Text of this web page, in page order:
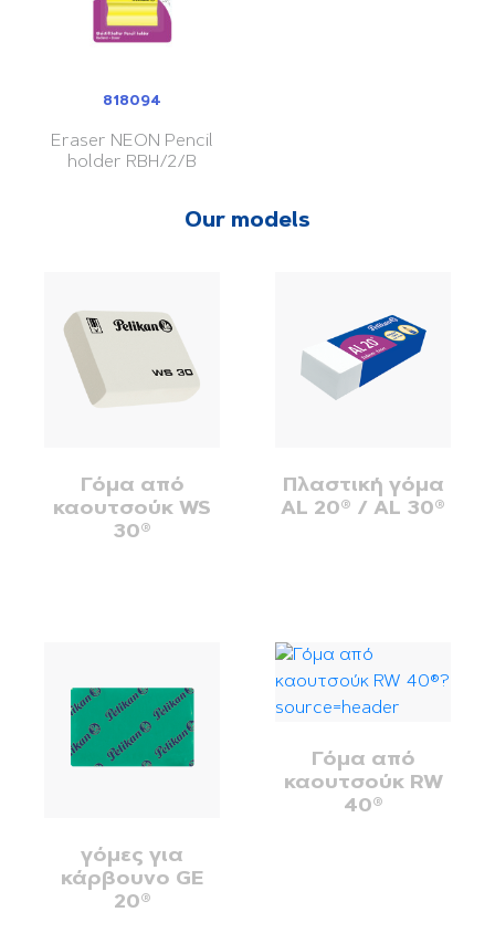
818094
Eraser NEON Pencil
holder RBH/2/B
Our models
Γόμα από
καουτσούκ WS
30®
Πλαστική γόμα
AL 20® / AL 30®
γόμες για
κάρβουνο GE
20®
Γόμα από
καουτσούκ RW
40®